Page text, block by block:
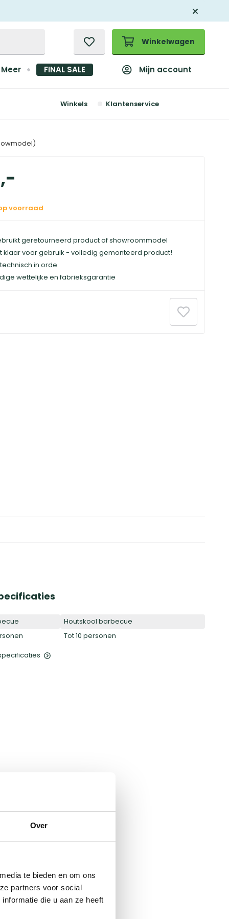
Over
te bieden en om ons
partners voor social
die u aan ze heeft
Winkelwagen
Meer FINAL SALE Mijn account
Winkels Klantenservice
,-
voorraad
geretourneerd product of showroommodel
klaar voor gebruik - volledig gemonteerd product!
technisch in orde
wettelijke en fabrieksgarantie
Houtskool barbecue
Tot 10 personen